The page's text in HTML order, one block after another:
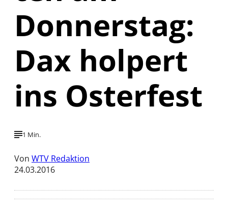
Donnerstag:
Dax holpert
ins Osterfest
1 Min.
Von WTV Redaktion
24.03.2016